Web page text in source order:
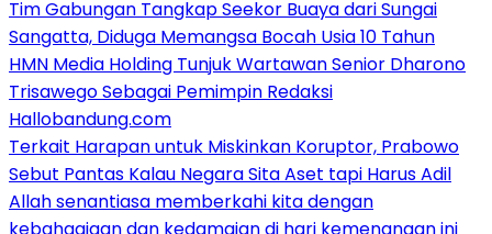
Tim Gabungan Tangkap Seekor Buaya dari Sungai
Sangatta, Diduga Memangsa Bocah Usia 10 Tahun
HMN Media Holding Tunjuk Wartawan Senior Dharono
Trisawego Sebagai Pemimpin Redaksi
Hallobandung.com
Terkait Harapan untuk Miskinkan Koruptor, Prabowo
Sebut Pantas Kalau Negara Sita Aset tapi Harus Adil
Allah senantiasa memberkahi kita dengan